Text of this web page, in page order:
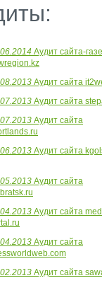
Аудит сайта-
Аудит сайта
Аудит сайта
Аудит сайта
Аудит сайта
Аудит сайта
Аудит сайта
Аудит сайта
Аудит сайта